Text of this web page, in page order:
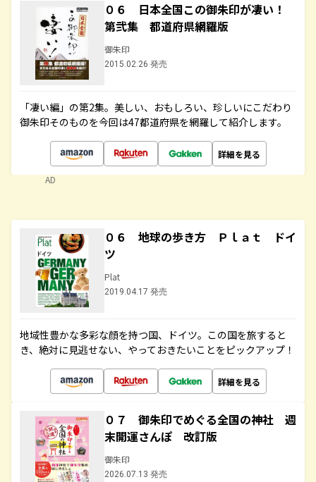
０６ 日本全国この御朱印が凄い！
第弐集 都道府県網羅版
御朱印
2015.02.26 発売
「凄い編」の第2集。美しい、おもしろい、珍しいにこだわり
御朱印そのものを今回は47都道府県を網羅して紹介します。
詳細を見る
AD
０６ 地球の歩き方 Ｐｌａｔ ドイ
ツ
Plat
2019.04.17 発売
地域性豊かな多彩な顔を持つ国、ドイツ。この国を旅すると
き、絶対に見逃せない、やっておきたいことをピックアップ！
詳細を見る
０７ 御朱印でめぐる全国の神社 週
末開運さんぽ 改訂版
御朱印
2026.07.13 発売